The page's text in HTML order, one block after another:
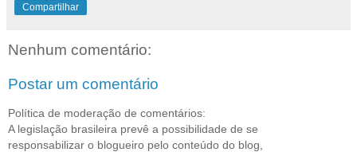
Compartilhar
Nenhum comentário:
Postar um comentário
Política de moderação de comentários:
A legislação brasileira prevê a possibilidade de se
responsabilizar o blogueiro pelo conteúdo do blog,